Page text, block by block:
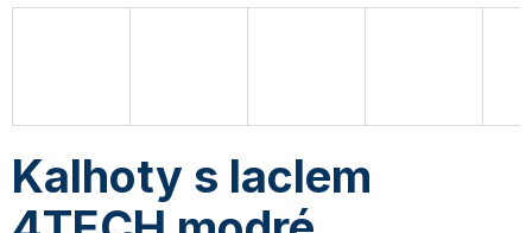
Kalhoty s laclem